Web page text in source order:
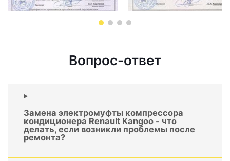
Вопрос-ответ
Замена электромуфты компрессора
кондиционера Renault Kangoo - что
делать, если возникли проблемы после
ремонта?